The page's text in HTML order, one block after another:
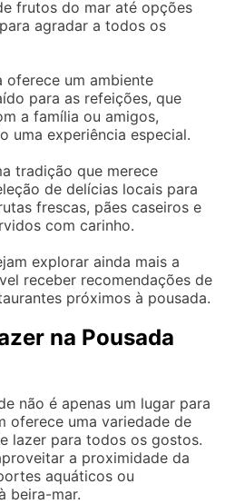
frutos do mar até opções
agradar a todos os
oferece um ambiente
para as refeições, que
a família ou amigos,
uma experiência especial.
tradição que merece
de delícias locais para
frescas, pães caseiros e
com carinho.
explorar ainda mais a
receber recomendações de
próximos à pousada.
na Pousada
não é apenas um lugar para
oferece uma variedade de
lazer para todos os gostos.
a proximidade da
aquáticos ou
beira-mar.